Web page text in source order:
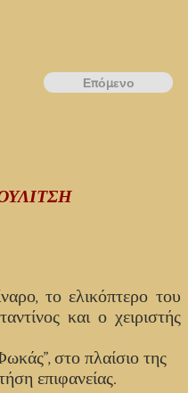
Επόμενο
το ελικόπτερο του
και ο χειριστής
στο πλαίσιο της
επιφανείας.